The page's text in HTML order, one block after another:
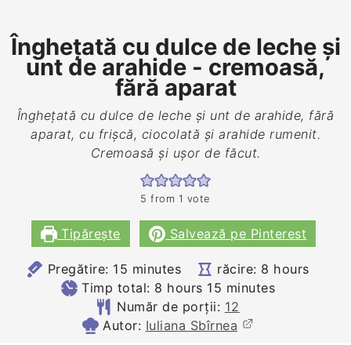
Înghețată cu dulce de leche și
unt de arahide - cremoasă,
fără aparat
Înghețată cu dulce de leche și unt de arahide, fără
aparat, cu frișcă, ciocolată și arahide rumenit.
Cremoasă și ușor de făcut.
5 from 1 vote
Tipărește Salvează pe Pinterest
Pregătire: 15 minutes
minutes răcire: 8 hours
hours
Timp total: 8 hours
hours 15 minutes
minutes
Număr de porții: 12
Autor: Iuliana Sbîrnea